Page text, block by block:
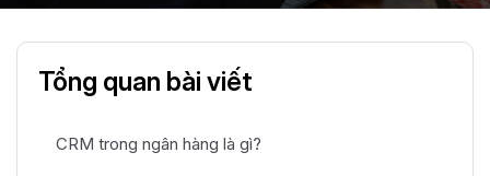
Tổng quan bài viết
CRM trong ngân hàng là gì?